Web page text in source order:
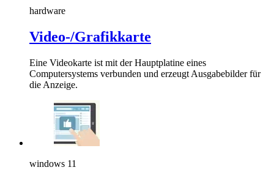
hardware
Video-/Grafikkarte
Eine Videokarte ist mit der Hauptplatine eines
Computersystems verbunden und erzeugt Ausgabebilder für
die Anzeige.
windows 11